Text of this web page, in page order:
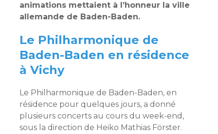
animations mettaient à l’honneur la ville
allemande de Baden-Baden.
Le Philharmonique de
Baden-Baden en résidence
à Vichy
Le Philharmonique de Baden-Baden, en
résidence pour quelques jours, a donné
plusieurs concerts au cours du week-end,
sous la direction de Heiko Mathias Förster.